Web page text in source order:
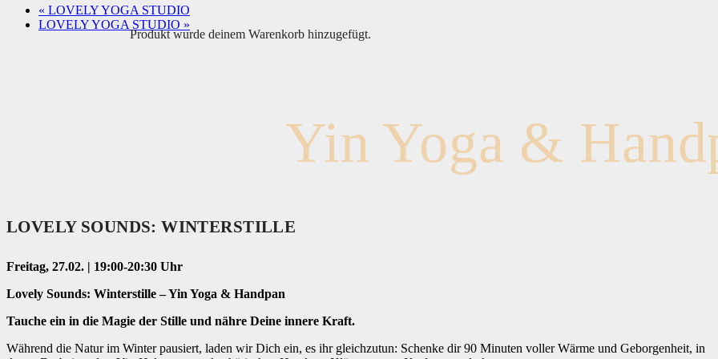
Produktwurde deinem Warenkorb hinzugefügt.
« LOVELY YOGA STUDIO
LOVELY YOGA STUDIO »
Yin Yoga &
LOVELY SOUNDS: WINTERSTILLE
Freitag, 27.02. | 19:00-20:30 Uhr
Lovely Sounds: Winterstille – Yin Yoga & Handpan
Tauche ein in die Magie der Stille und nähre Deine innere Kraft.
Während die Natur im Winter pausiert, laden wir Dich ein, es ihr gleichzutun: Schenke dir 90 Minuten voller Wärme und Geborgenheit, in